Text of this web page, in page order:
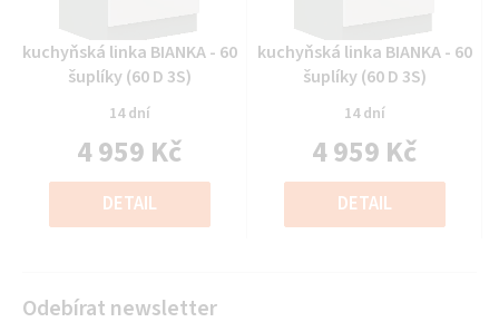
Průměrné
hodnocení
produktu
je
0,0
5
hvězdiček.
kuchyňská linka BIANKA - 60
šuplíky (60 D 3S)
14 dní
4 959 Kč
Měrná
cena:
DETAIL
Průměrné
hodnocení
produktu
je
0,0
5
hvězdiček.
kuchyňská linka BIANKA - 60
šuplíky (60 D 3S)
14 dní
4 959 Kč
Měrná
cena:
DETAIL
Odebírat newsletter